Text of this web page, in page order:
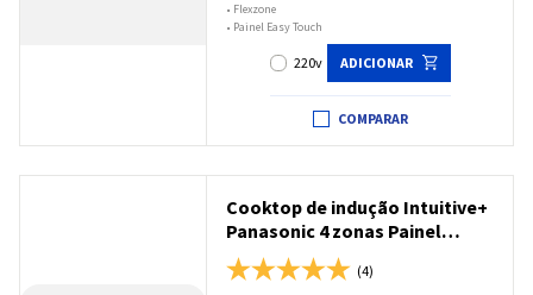
• Flexzone
• Painel Easy Touch
COMPARAR
220v ADICIONAR
Cooktop de indução Intuitive+
Panasonic 4 zonas Painel
Touch Black Glass - KY-
W648CLRPK
(4)